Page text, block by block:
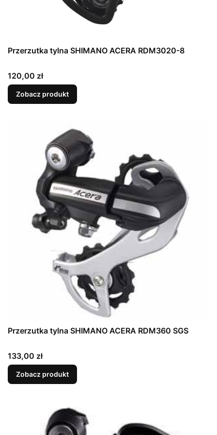
Przerzutka tylna SHIMANO ACERA RDM3020-8
Cena
120,00 zł
Zobacz produkt
Przerzutka tylna SHIMANO ACERA RDM360 SGS
Cena
133,00 zł
Zobacz produkt